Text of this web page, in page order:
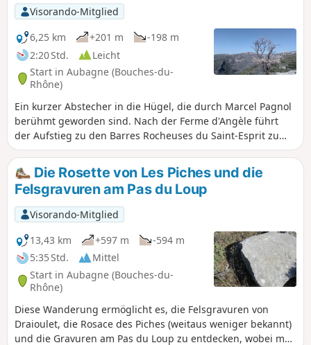
Visorando-Mitglied
6,25 km
+201 m
-198 m
2:20 Std.
Leicht
Start in Aubagne (Bouches-du-
Rhône)
Ein kurzer Abstecher in die Hügel, die durch Marcel Pagnol
berühmt geworden sind. Nach der Ferme d'Angèle führt
der Aufstieg zu den Barres Rocheuses du Saint-Esprit zu
zwei herrlichen Aussichtspunkten, von denen aus man die
zahlreichen Gipfel bewundern kann, die in den Werken des
Schriftstellers immer wieder erwähnt werden. Die Wege
und Pfade sind vom Duft der allgegenwärtigen Kiefern
durchdrungen: eine große Portion frische Luft vor den
Toren von Aubagne.
Die Rosette von Les Piches und die
Felsgravuren am Pas du Loup
Visorando-Mitglied
13,43 km
+597 m
-594 m
5:35 Std.
Mittel
Start in Aubagne (Bouches-du-
Rhône)
Diese Wanderung ermöglicht es, die Felsgravuren von
Draioulet, die Rosace des Piches (weitaus weniger bekannt)
und die Gravuren am Pas du Loup zu entdecken, wobei man